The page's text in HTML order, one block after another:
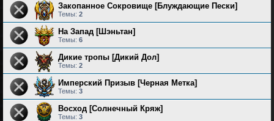
Закопанное Сокровище [Блуждающие Пески]
Темы: 2
На Запад [Шэньтан]
Темы: 6
Дикие тропы [Дикий Дол]
Темы: 2
Имперский Призыв [Черная Метка]
Темы: 3
Восход [Солнечный Кряж]
Темы: 3